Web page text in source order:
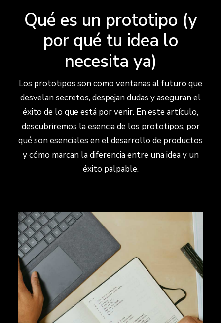
Qué es un prototipo (y
por qué tu idea lo
necesita ya)
Los prototipos son como ventanas al futuro que
desvelan secretos, despejan dudas y aseguran el
éxito de lo que está por venir. En este artículo,
descubriremos la esencia de los prototipos, por
qué son esenciales en el desarrollo de productos
y cómo marcan la diferencia entre una idea y un
éxito palpable.